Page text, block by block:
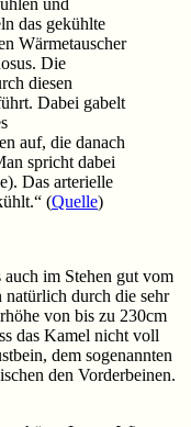
und
das gekühlte
Wärmetauscher
Die
diesen
Dabei gabelt
auf, die danach
spricht dabei
Das arterielle
(Quelle)
im Stehen gut vom
natürlich durch die sehr
von bis zu 230cm
das Kamel nicht voll
dem sogenannten
den Vorderbeinen.